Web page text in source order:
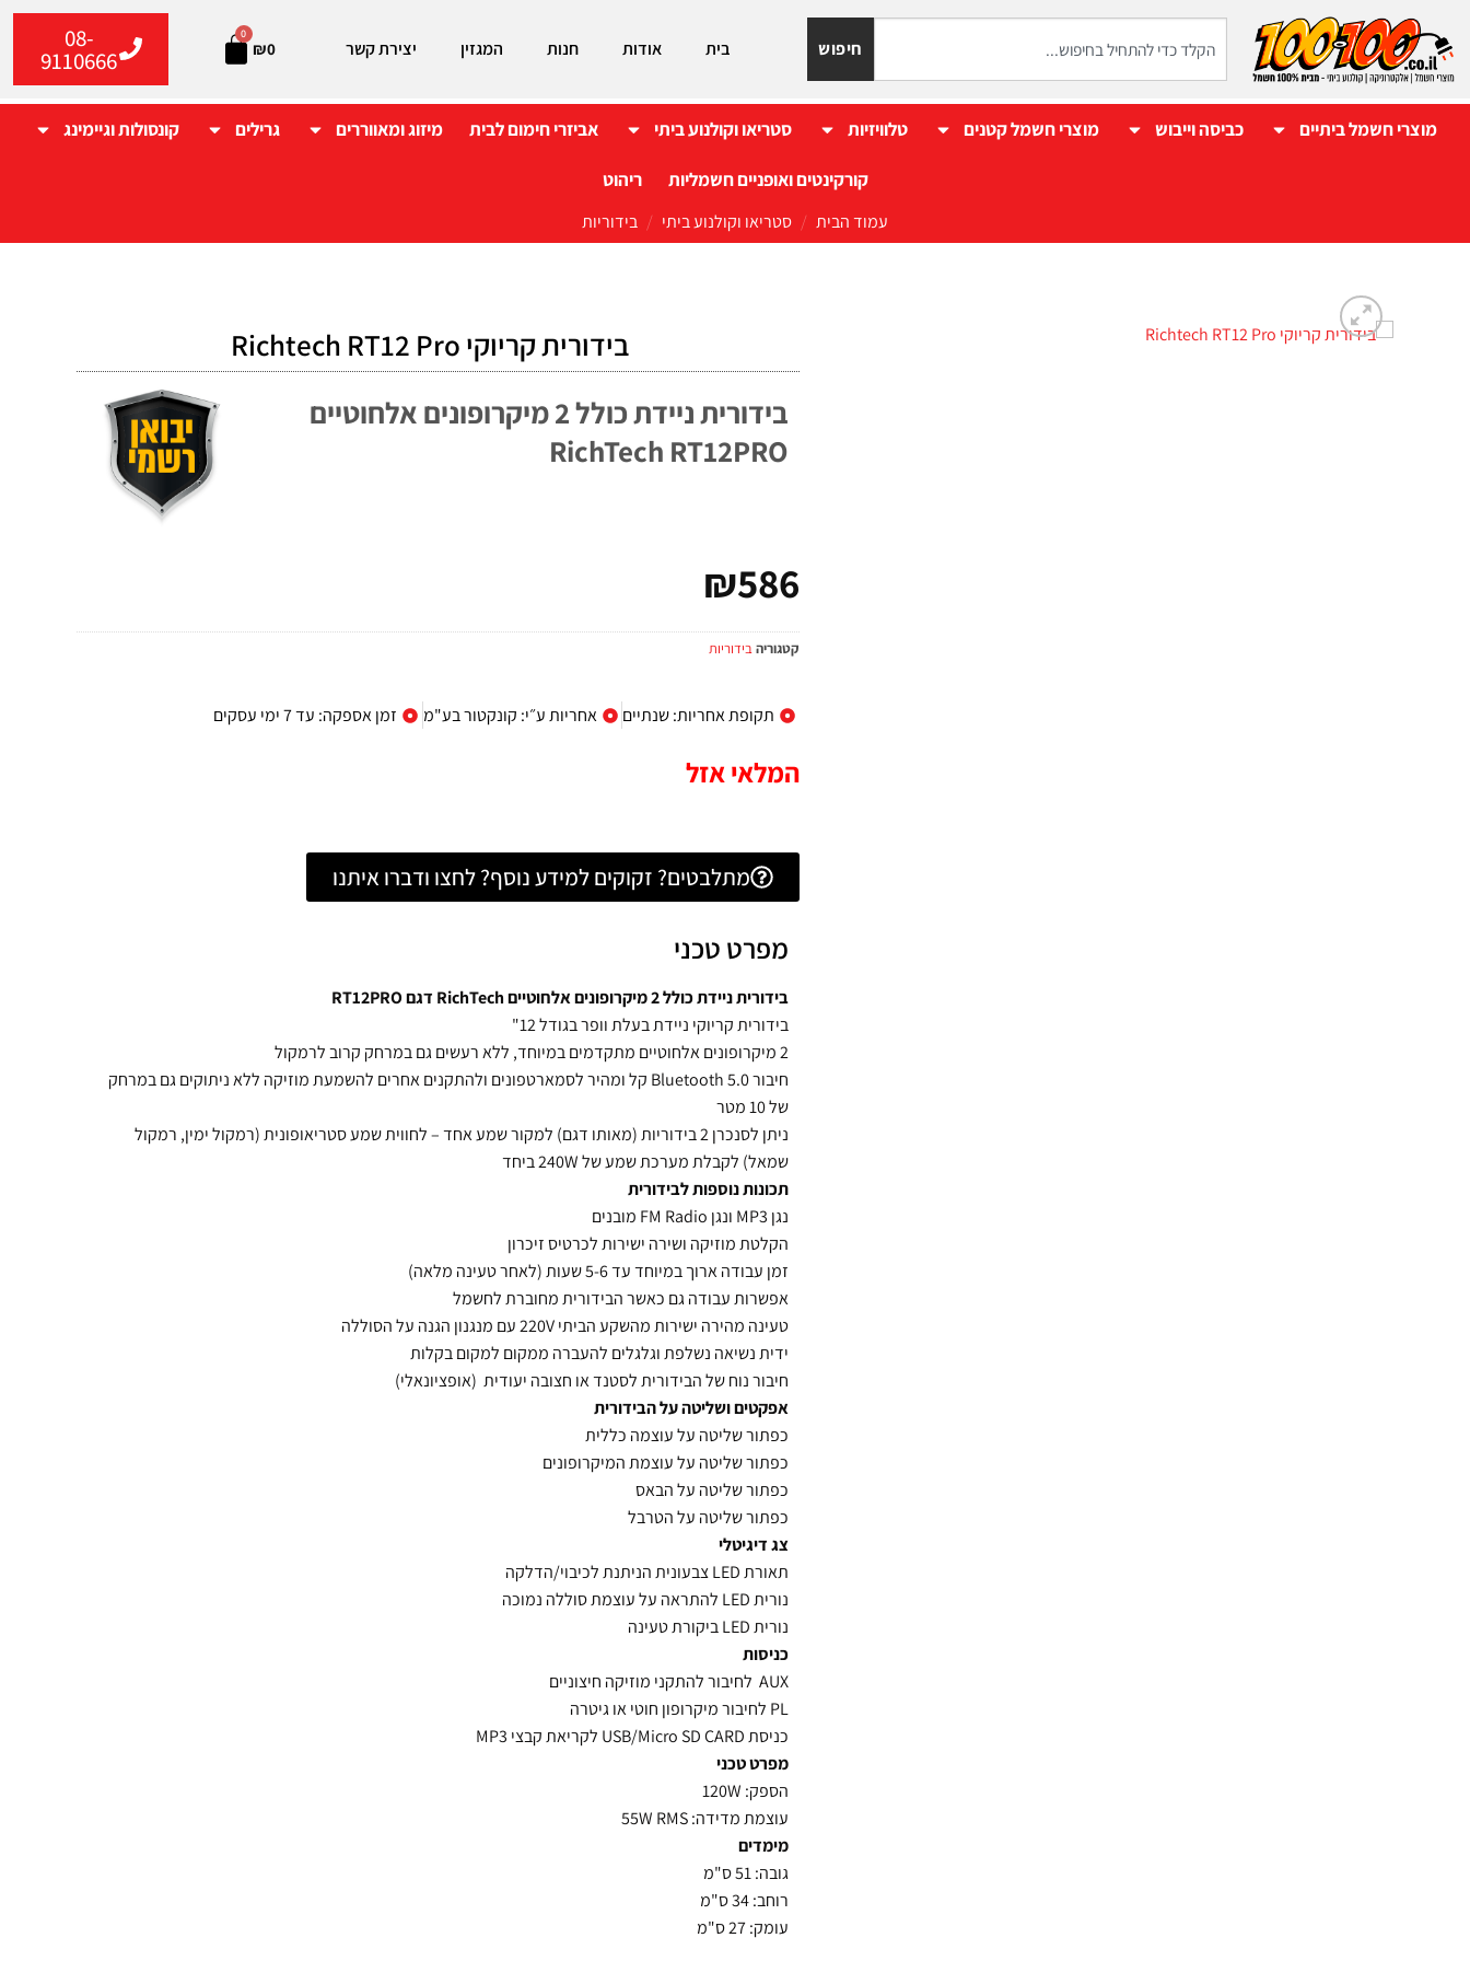
חיפוש בית אודות חנות המגזין יצירת קשר ₪0
0
08-
9110666
מוצרי חשמל ביתיים כביסה וייבוש מוצרי חשמל קטנים טלוויזיות סטריאו וקולנוע ביתי אביזרי חימום לבית מיזוג ומאווררים גרילים קונסולות וגיימינג
קורקינטים ואופניים חשמליות ריהוט
עמוד הבית / סטריאו וקולנוע ביתי / בידוריות
‏בידורית קריוקי Richtech RT12 Pro
בידורית ניידת כולל 2 מיקרופונים אלחוטיים
RichTech RT12PRO
₪586
קטגוריהבידוריות
תקופת אחריות: שנתיים אחריות ע״י: קונקטור בע"מ זמן אספקה: עד 7 ימי עסקים
המלאי אזל
מתלבטים? זקוקים למידע נוסף? לחצו ודברו איתנו
מפרט טכני
בידורית ניידת כולל 2 מיקרופונים אלחוטיים RichTech דגם RT12PRO
בידורית קריוקי ניידת בעלת וופר בגודל 12"
2 מיקרופונים אלחוטיים מתקדמים במיוחד, ללא רעשים גם במרחק קרוב לרמקול
חיבור Bluetooth 5.0 קל ומהיר לסמארטפונים ולהתקנים אחרים להשמעת מוזיקה ללא ניתוקים גם במרחק
של 10 מטר
ניתן לסנכרן 2 בידוריות (מאותו דגם) למקור שמע אחד – לחווית שמע סטריאופונית (רמקול ימין, רמקול
שמאל) לקבלת מערכת שמע של 240W ביחד
תכונות נוספות לבידורית
נגן MP3 ונגן FM Radio מובנים
הקלטת מוזיקה ושירה ישירות לכרטיס זיכרון
זמן עבודה ארוך במיוחד עד 5-6 שעות (לאחר טעינה מלאה)
אפשרות עבודה גם כאשר הבידורית מחוברת לחשמל
טעינה מהירה ישירות מהשקע הביתי 220V עם מנגנון הגנה על הסוללה
ידית נשיאה נשלפת וגלגלים להעברה ממקום למקום בקלות
חיבור נוח של הבידורית לסטנד או חצובה יעודית (אופציונאלי)
אפקטים ושליטה על הבידורית
כפתור שליטה על עוצמה כללית
כפתור שליטה על עוצמת המיקרופונים
כפתור שליטה על הבאס
כפתור שליטה על הטרבל
צג דיגיטלי
תאורת LED צבעונית הניתנת לכיבוי/הדלקה
נורית LED להתראה על עוצמת סוללה נמוכה
נורית LED ביקורת טעינה
כניסות
AUX לחיבור להתקני מוזיקה חיצוניים
PL לחיבור מיקרופון חוטי או גיטרה
כניסת USB/Micro SD CARD לקריאת קבצי MP3
מפרט טכני
הספק: 120W
עוצמת מדידה: 55W RMS
מימדים
גובה: 51 ס"מ
רוחב: 34 ס"מ
עומק: 27 ס"מ